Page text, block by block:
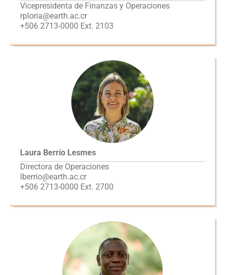
Vicepresidenta de Finanzas y Operaciones
rploria@earth.ac.cr
+506 2713-0000 Ext. 2103
Laura Berrío Lesmes
Directora de Operaciones
lberrio@earth.ac.cr
+506 2713-0000 Ext. 2700